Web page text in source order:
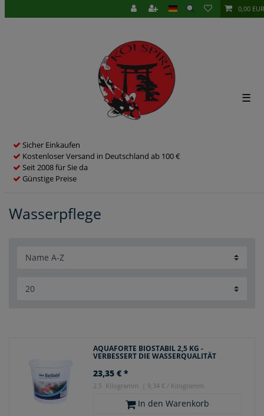
0,00 EUR
Sicher Einkaufen
Kostenloser Versand in Deutschland ab 100 €
Seit 2008 für Sie da
Günstige Preise
☰
Wasserpflege
AQUAFORTE BIOSTABIL 2,5 KG -
VERBESSERT DIE WASSERQUALITÄT
23,35 € *
2.5 Kilogramm | 9,34 € / Kilogramm
In den Warenkorb